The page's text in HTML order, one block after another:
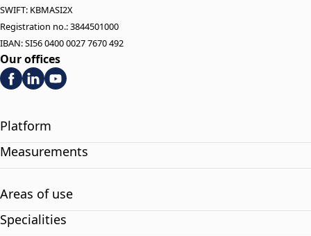
SWIFT: KBMASI2X
Registration no.: 3844501000
IBAN: SI56 0400 0027 7670 492
Our offices
Platform
Measurements
Areas of use
Specialities